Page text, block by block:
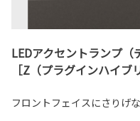
LEDアクセントランプ（
［Z（プラグインハイブ
フロントフェイスにさりげな